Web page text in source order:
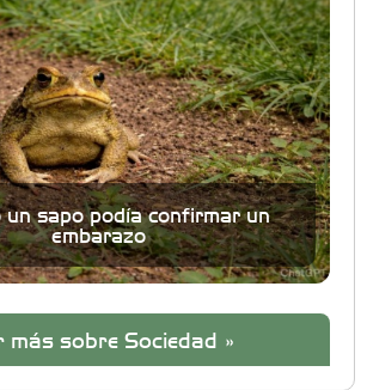
un sapo podía confirmar un
embarazo
más sobre Sociedad »